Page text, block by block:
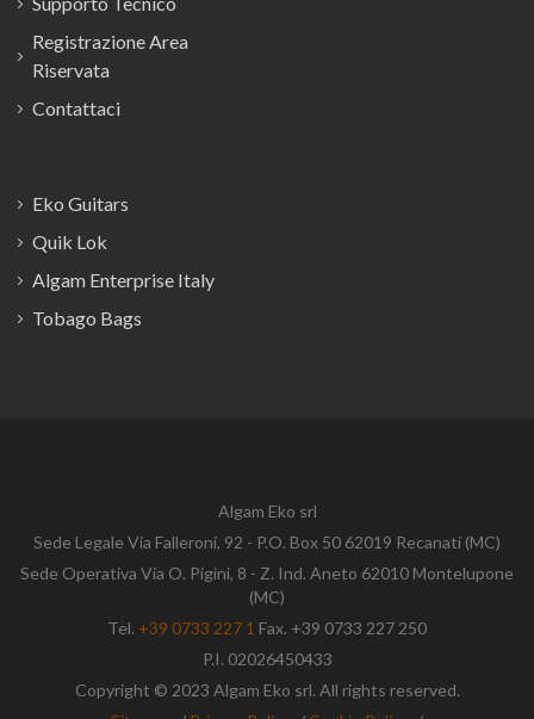
Registrazione Area
Riservata
Contattaci
Eko Guitars
Quik Lok
Algam Enterprise Italy
Tobago Bags
Algam Eko srl
Sede Legale Via Falleroni, 92 - P.O. Box 50 62019 Recanati (MC)
Sede Operativa Via O. Pigini, 8 - Z. Ind. Aneto 62010 Montelupone
(MC)
Tel. +39 0733 227 1 Fax. +39 0733 227 250
P.I. 02026450433
Copyright © 2023 Algam Eko srl. All rights reserved.